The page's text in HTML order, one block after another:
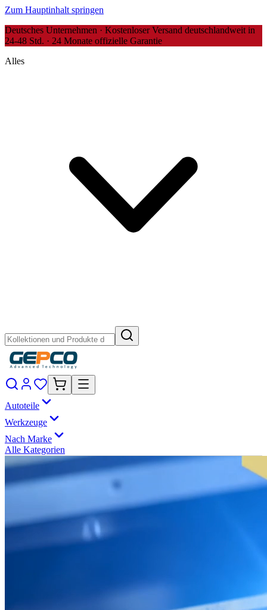
Zum Hauptinhalt springen
Deutsches Unternehmen · Kostenloser Versand deutschlandweit in
24-48 Std. · 24 Monate offizielle Garantie
Alles
Autoteile
Werkzeuge
Nach Marke
Alle Kategorien